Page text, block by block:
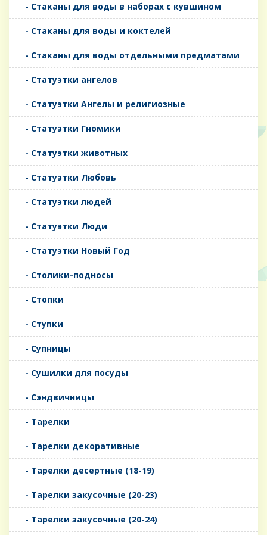
- Стаканы для воды в наборах с кувшином
- Стаканы для воды и коктелей
- Стаканы для воды отдельными предматами
- Статуэтки ангелов
- Статуэтки Ангелы и религиозные
- Статуэтки Гномики
- Статуэтки животных
- Статуэтки Любовь
- Статуэтки людей
- Статуэтки Люди
- Статуэтки Новый Год
- Столики-подносы
- Стопки
- Ступки
- Супницы
- Сушилки для посуды
- Сэндвичницы
- Тарелки
- Тарелки декоративные
- Тарелки десертные (18-19)
- Тарелки закусочные (20-23)
- Тарелки закусочные (20-24)